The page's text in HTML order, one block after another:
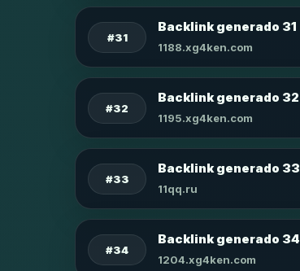
#31
Backlink generado 31
1188.xg4ken.com
#32
Backlink generado 32
1195.xg4ken.com
#33
Backlink generado 33
11qq.ru
#34
Backlink generado 34
1204.xg4ken.com